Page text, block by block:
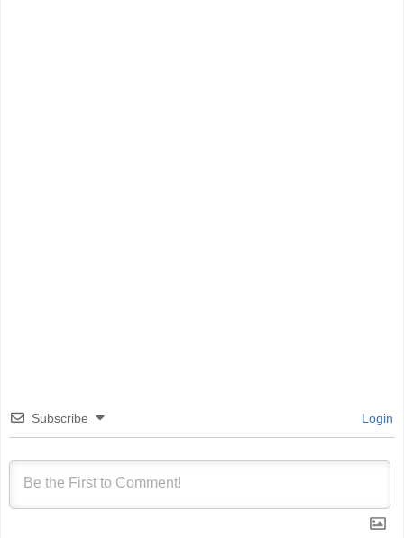
Subscribe Login